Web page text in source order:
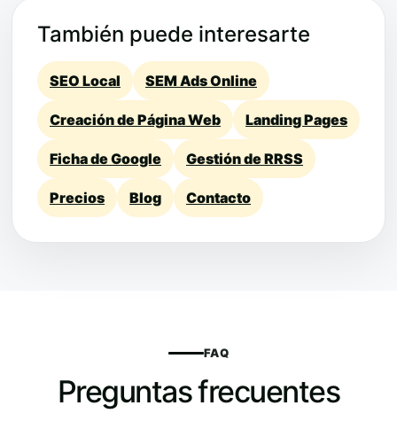
También puede interesarte
SEO Local SEM Ads Online
Creación de Página Web Landing Pages
Ficha de Google Gestión de RRSS
Precios Blog Contacto
FAQ
Preguntas frecuentes